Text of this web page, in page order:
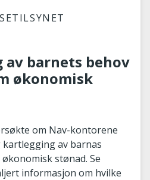
av barnets behov
økonomisk
om Nav-kontorene
av barnas
stønad. Se
informasjon om hvilke